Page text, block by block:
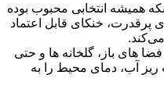
همیشه انتخابی محبوب بوده
پرقدرت، خنکای قابل ‌اعتماد
های باز، گلخانه‌ ها و حتی
آب، دمای محیط را به